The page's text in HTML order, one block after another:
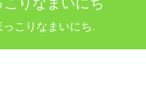
りなまいにち
こりなまいにち.